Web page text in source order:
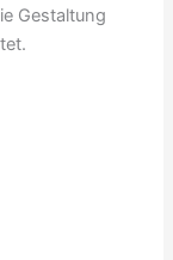
Gestaltung